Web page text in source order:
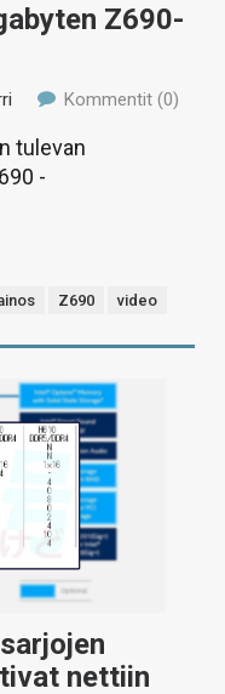
Z690-
Kommentit (0)
tulevan
-
Z690 video
nettiin